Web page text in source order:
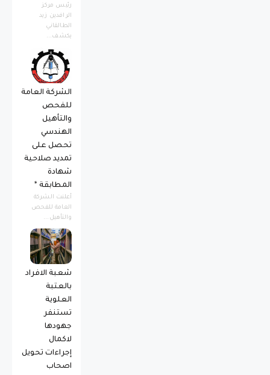
رئيس مركز
الرافدين زيد
الطالقاني
يكشف...
الشركة العامة
للفحص
والتأهيل
الهندسي
تحصل على
تمديد صلاحية
شهادة
المطابقة *
أعلنت الشركة
العامة للفحص
والتأهيل...
شعبة الافراد
بالعتبة
العلوية
تستنفر
جهودها
لاكمال
إجراءات تحويل
اصحاب